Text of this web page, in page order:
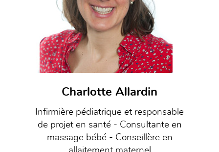
Charlotte Allardin
Infirmière pédiatrique et responsable
de projet en santé - Consultante en
massage bébé - Conseillère en